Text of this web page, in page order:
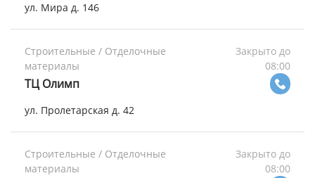
ул. Мира д. 146
Строительные / Отделочные
материалы
Закрыто до
08:00
ТЦ Олимп
ул. Пролетарская д. 42
Строительные / Отделочные
материалы
Закрыто до
08:00